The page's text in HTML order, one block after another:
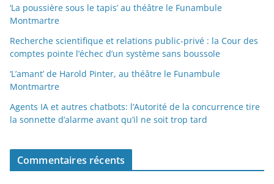
‘La poussière sous le tapis’ au théâtre le Funambule
Montmartre
Recherche scientifique et relations public-privé : la Cour des
comptes pointe l’échec d’un système sans boussole
‘L’amant’ de Harold Pinter, au théâtre le Funambule
Montmartre
Agents IA et autres chatbots: l’Autorité de la concurrence tire
la sonnette d’alarme avant qu’il ne soit trop tard
Commentaires récents